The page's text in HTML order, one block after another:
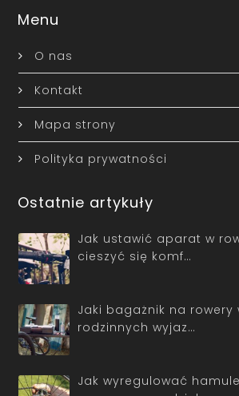
Menu
O nas
Kontakt
Mapa strony
Polityka prywatności
Ostatnie artykuły
Jak ustawić aparat w
cieszyć się komf…
Jaki bagażnik na rowery
rodzinnych wyjaz…
Jak wyregulować